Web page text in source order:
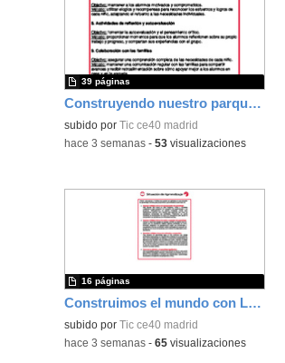
Construyendo nuestro parque de atracciones
subido por Tic ce40 madrid
39 páginas
-hace 3 semanas- 53visualizaciones
Construimos el mundo con LEGO
subido por Tic ce40 madrid
16 páginas
-hace 3 semanas- 65visualizaciones